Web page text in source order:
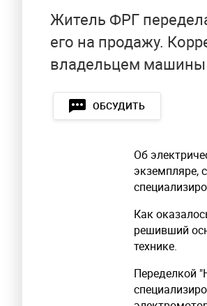
Житель ФРГ
его на продажу.
владельцем машины
ОБСУДИТЬ
Об
экземпляре,
Как
решивший
технике.
Переделкой